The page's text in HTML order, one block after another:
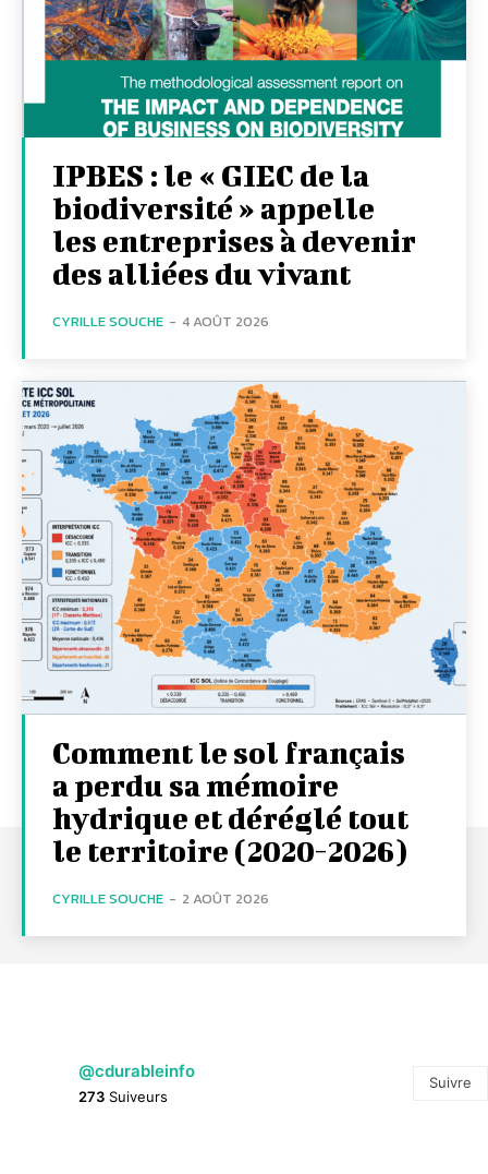
IPBES : le « GIEC de la
biodiversité » appelle
les entreprises à devenir
des alliées du vivant
CYRILLE SOUCHE - 4 AOÛT 2026
Comment le sol français
a perdu sa mémoire
hydrique et déréglé tout
le territoire (2020-2026)
CYRILLE SOUCHE - 2 AOÛT 2026
@cdurableinfo
273 Suiveurs
Suivre